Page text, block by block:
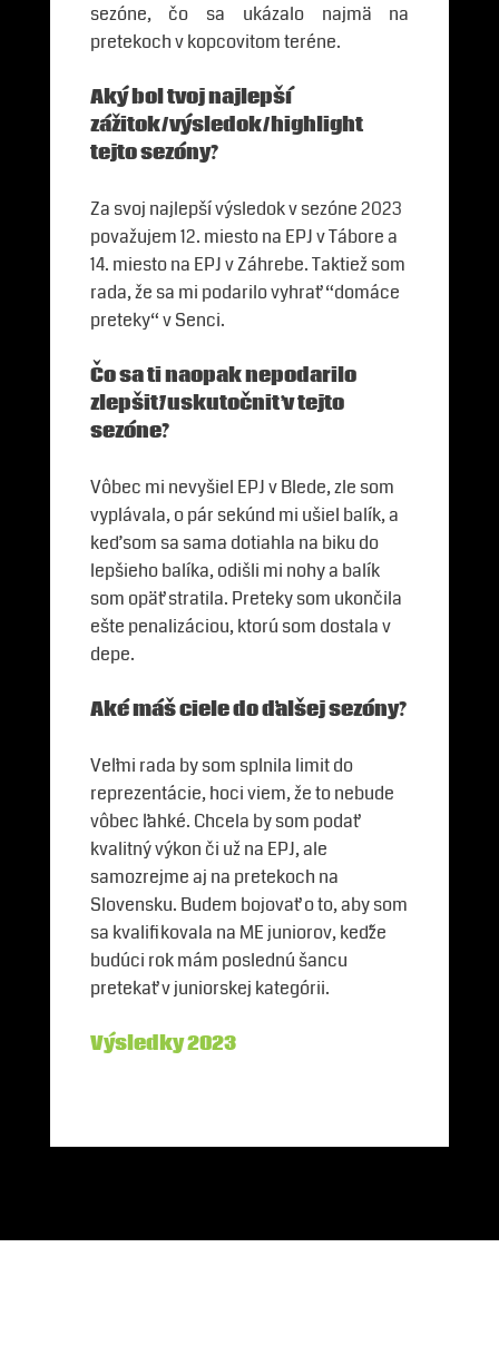
sezóne, čo sa ukázalo najmä na
pretekoch v kopcovitom teréne.
Aký bol tvoj najlepší
zážitok/výsledok/highlight
tejto sezóny?
Za svoj najlepší výsledok v sezóne 2023
považujem 12. miesto na EPJ v Tábore a
14. miesto na EPJ v Záhrebe. Taktiež som
rada, že sa mi podarilo vyhrať “domáce
preteky“ v Senci.
Čo sa ti naopak nepodarilo
zlepšiť/uskutočniť v tejto
sezóne?
Vôbec mi nevyšiel EPJ v Blede, zle som
vyplávala, o pár sekúnd mi ušiel balík, a
keď som sa sama dotiahla na biku do
lepšieho balíka, odišli mi nohy a balík
som opäť stratila. Preteky som ukončila
ešte penalizáciou, ktorú som dostala v
depe.
Aké máš ciele do ďalšej sezóny?
Veľmi rada by som splnila limit do
reprezentácie, hoci viem, že to nebude
vôbec ľahké. Chcela by som podať
kvalitný výkon či už na EPJ, ale
samozrejme aj na pretekoch na
Slovensku. Budem bojovať o to, aby som
sa kvalifikovala na ME juniorov, keďže
budúci rok mám poslednú šancu
pretekať v juniorskej kategórii.
Výsledky 2023